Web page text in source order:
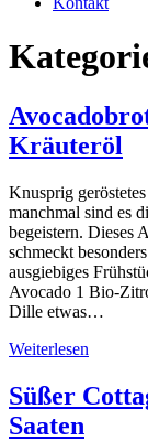
Kräuteröl
Knusprig
manchmal sind es
begeistern. Dieses
schmeckt
ausgiebiges
Avocado 1 Bio-
Dille etwas…
Weiterlesen
Süßer
Saaten